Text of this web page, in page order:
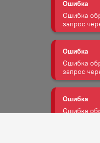
Ошибка
Ошибка
запрос
Ошибка
Ошибка
запрос